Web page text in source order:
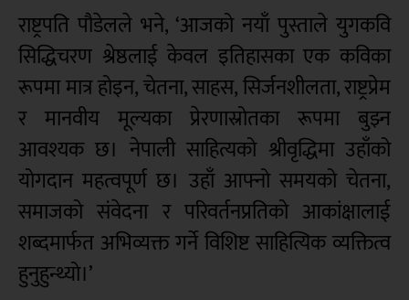
राष्ट्रपति पौडेलले भने, ‘आजको नयाँ पुस्ताले युगकवि
सिद्धिचरण श्रेष्ठलाई केवल इतिहासका एक कविका
रूपमा मात्र होइन, चेतना, साहस, सिर्जनशीलता, राष्ट्रप्रेम
र मानवीय मूल्यका प्रेरणास्रोतका रूपमा बुझ्न
आवश्यक छ। नेपाली साहित्यको श्रीवृद्धिमा उहाँको
योगदान महत्वपूर्ण छ। उहाँ आफ्नो समयको चेतना,
समाजको संवेदना र परिवर्तनप्रतिको आकांक्षालाई
शब्दमार्फत अभिव्यक्त गर्ने विशिष्ट साहित्यिक व्यक्तित्व
हुनुहुन्थ्यो।’